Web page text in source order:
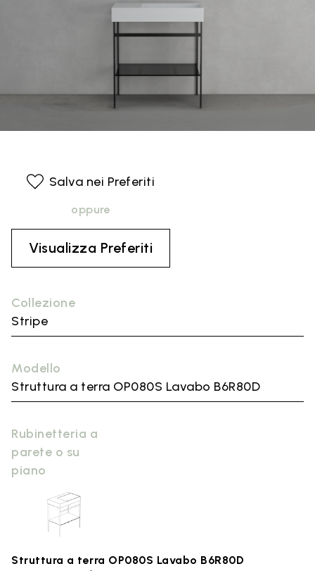
Collezione
Stripe
Modello
Struttura a terra OP080S Lavabo B6R80D
Rubinetteria a
parete o su
piano
Struttura a terra OP080S Lavabo B6R80D
Salva nei Preferiti
oppure
Visualizza Preferiti